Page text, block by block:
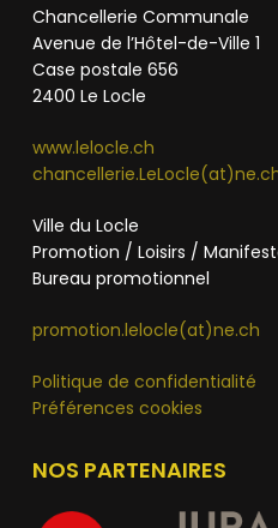
Chancellerie Communale
Avenue de l’Hôtel-de-Ville 1
Case postale 656
2400 Le Locle
www.lelocle.ch
Ville du Locle
Promotion / Loisirs /
Bureau promotionnel
promotion.lelocle(at)ne.ch
Politique de confidentialité
Préférences cookies
NOS PARTENAIRES